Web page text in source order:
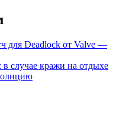
для Deadlock от Valve —
случае кражи на отдыхе